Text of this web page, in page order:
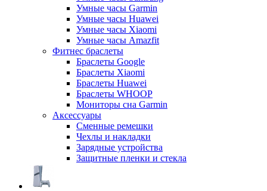
Умные часы Garmin
Умные часы Huawei
Умные часы Xiaomi
Умные часы Amazfit
Фитнес браслеты
Браслеты Google
Браслеты Xiaomi
Браслеты Huawei
Браслеты WHOOP
Мониторы сна Garmin
Аксессуары
Сменные ремешки
Чехлы и накладки
Зарядные устройства
Защитные пленки и стекла